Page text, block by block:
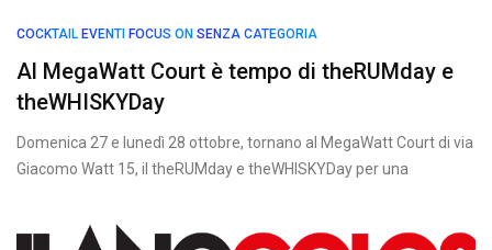
COCKTAIL EVENTI FOCUS ON SENZA CATEGORIA
Al MegaWatt Court è tempo di theRUMday e
theWHISKYDay
Domenica 27 e lunedì 28 ottobre, tornano al MegaWatt Court di via
Giacomo Watt 15, il theRUMday e theWHISKYDay per una